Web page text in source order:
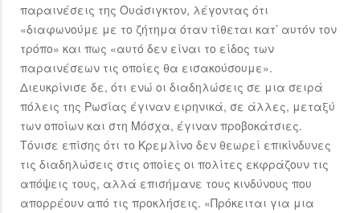
παραινέσεις της Ουάσιγκτον, λέγοντας ότι
«διαφωνούμε με το ζήτημα όταν τίθεται κατ’ αυτόν τον
τρόπο» και πως «αυτό δεν είναι το είδος των
παραινέσεων τις οποίες θα εισακούσουμε».
Διευκρίνισε δε, ότι ενώ οι διαδηλώσεις σε μια σειρά
πόλεις της Ρωσίας έγιναν ειρηνικά, σε άλλες, μεταξύ
των οποίων και στη Μόσχα, έγιναν προβοκάτσιες.
Τόνισε επίσης ότι το Κρεμλίνο δεν θεωρεί επικίνδυνες
τις διαδηλώσεις στις οποίες οι πολίτες εκφράζουν τις
απόψεις τους, αλλά επισήμανε τους κινδύνους που
απορρέουν από τις προκλήσεις. «Πρόκειται για μια